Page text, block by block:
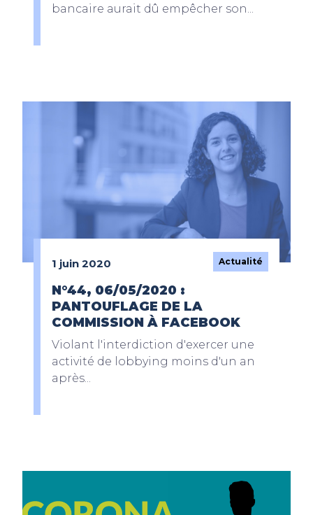
bancaire aurait dû empêcher son...
1 juin 2020 Actualité
N°44, 06/05/2020 :
PANTOUFLAGE DE LA
COMMISSION À FACEBOOK
Violant l'interdiction d'exercer une
activité de lobbying moins d'un an
après...